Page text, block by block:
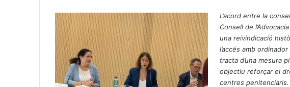
h
a
t
A
p
e
e
r
a
m
L’acord entre la
Consell de
una reivindicació
l’accés amb
tracta d’una mesura
objectiu reforçar el
centres penitenciaris.